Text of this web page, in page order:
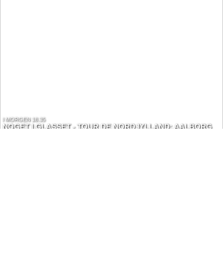
I MORGEN 18.35
NOGET I GLASSET - TOUR DE NORDJYLLAND: AALBORG